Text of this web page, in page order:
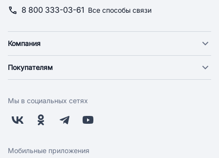
8 800 333-03-61 Все способы связи
Компания
Новости
Поставщикам
Заводчикам
Обратная связь
Покупателям
Оплата
Бонусная программа
Скидки и акции
Мы в социальных сетях
Мобильные приложения